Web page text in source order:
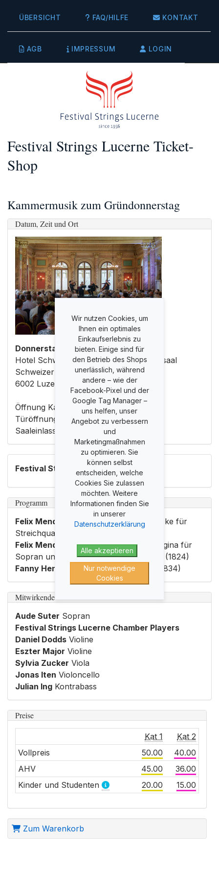
ÜBERSICHT FAQ/HILFE KONTAKT
AGB IMPRESSUM LOGIN
Festival Strings Lucerne Ticket-
Shop
Kammermusik zum Gründonnerstag
Datum, Zeit und Ort
Donnerstag 02. April 2026 18:00
Hotel Schweizerhof Luzern - Zeugheersaal
Schweizerhofquai 3
6002 Luzern
Öffnung Kasse: 17:00 Uhr
Türöffnung: 17:00 Uhr
Saaleinlass: 17:30 Uhr
Festival Strings Lucerne > Chamber
Programm
Felix Mendelssohn BartholdyVier Stücke für
Streichquartett op. 81 (1827–1847)
Felix Mendelssohn BartholdySalve Regina für
Sopran und Streicher Es-Dur MWV C 2 (1824)
Fanny Hensel
Streichquartett Es-Dur (1834)
Mitwirkende
Aude Suter Sopran
Festival Strings Lucerne Chamber Players
Daniel Dodds Violine
Eszter Major Violine
Sylvia Zucker Viola
Jonas Iten Violoncello
Julian Ing Kontrabass
Preise
Kat 1
Kat 2
Vollpreis
50.00
40.00
AHV
45.00
36.00
Kinder und Studenten
20.00 15.00
Zum Warenkorb
Wir nutzen Cookies, um
Ihnen ein optimales
Einkaufserlebnis zu
bieten. Einige sind für
den Betrieb des Shops
unerlässlich, während
andere – wie der
Facebook-Pixel und der
Google Tag Manager –
uns helfen, unser
Angebot zu verbessern
und
Marketingmaßnahmen
zu optimieren. Sie
können selbst
entscheiden, welche
Cookies Sie zulassen
möchten. Weitere
Informationen finden Sie
in unserer
Datenschutzerklärung
Alle akzeptieren
Nur notwendige
Cookies